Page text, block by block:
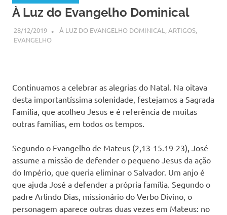
À Luz do Evangelho Dominical
28/12/2019 SSPS BRASIL
À LUZ DO EVANGELHO DOMINICAL ,ARTIGOS,
EVANGELHO
Continuamos a celebrar as alegrias do Natal. Na oitava
desta importantíssima solenidade, festejamos a Sagrada
Família, que acolheu Jesus e é referência de muitas
outras famílias, em todos os tempos.
Segundo o Evangelho de Mateus (2,13-15.19-23), José
assume a missão de defender o pequeno Jesus da ação
do Império, que queria eliminar o Salvador. Um anjo é
que ajuda José a defender a própria família. Segundo o
padre Arlindo Dias, missionário do Verbo Divino, o
personagem aparece outras duas vezes em Mateus: no